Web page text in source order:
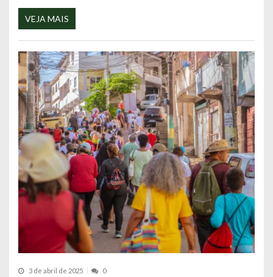
VEJA MAIS
3 de abril de 2025 0